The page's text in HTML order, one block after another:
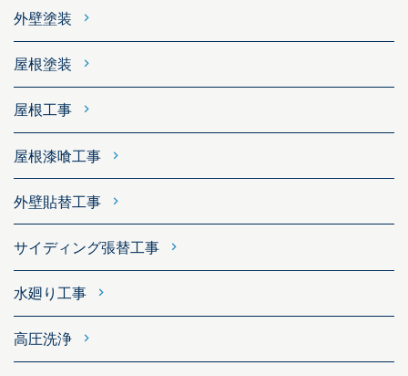
外壁塗装
屋根塗装
屋根工事
屋根漆喰工事
外壁貼替工事
サイディング張替工事
水廻り工事
高圧洗浄